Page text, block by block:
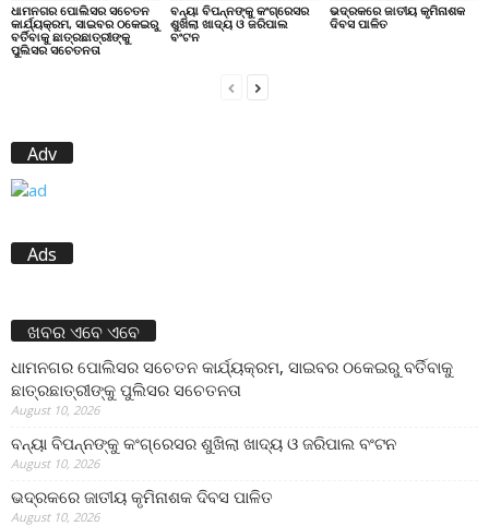
ଧାମନଗର ପୋଲିସର ସଚେତନ
କାର୍ଯ୍ୟକ୍ରମ, ସାଇବର ଠକେଇରୁ
ବର୍ତିବାକୁ ଛାତ୍ରଛାତ୍ରୀଙ୍କୁ
ପୁଲିସର ସଚେତନତା
ବନ୍ୟା ବିପନ୍ନଙ୍କୁ କଂଗ୍ରେସର
ଶୁଖିଲା ଖାଦ୍ୟ ଓ ଜରିପାଲ
ବଂଟନ
ଭଦ୍ରକରେ ଜାତୀୟ କୃମିନାଶକ
ଦିବସ ପାଳିତ
Adv
Ads
ଖବର ଏବେ ଏବେ
ଧାମନଗର ପୋଲିସର ସଚେତନ କାର୍ଯ୍ୟକ୍ରମ, ସାଇବର ଠକେଇରୁ ବର୍ତିବାକୁ
ଛାତ୍ରଛାତ୍ରୀଙ୍କୁ ପୁଲିସର ସଚେତନତା
August 10, 2026
ବନ୍ୟା ବିପନ୍ନଙ୍କୁ କଂଗ୍ରେସର ଶୁଖିଲା ଖାଦ୍ୟ ଓ ଜରିପାଲ ବଂଟନ
August 10, 2026
ଭଦ୍ରକରେ ଜାତୀୟ କୃମିନାଶକ ଦିବସ ପାଳିତ
August 10, 2026